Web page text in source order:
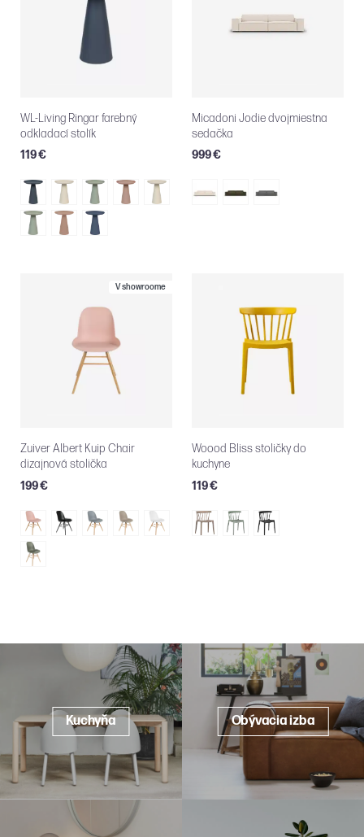
WL-Living Ringar farebný
odkladací stolík
119 €
Micadoni Jodie dvojmiestna
sedačka
999 €
V showroome
Zuiver Albert Kuip Chair
dizajnová stolička
199 €
Woood Bliss stoličky do
kuchyne
119 €
Kuchyňa Obývacia izba